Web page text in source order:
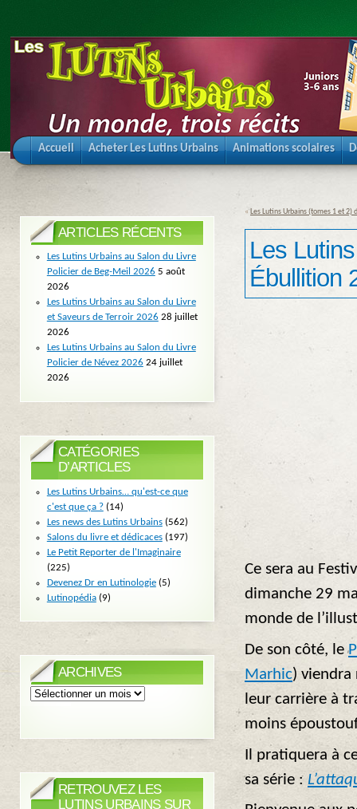
Accueil Acheter Les Lutins Urbains Animations scolaires
« Les Lutins Urbains (tomes 1 et 2)
Les
Ébullition
Ce sera au
dimanche 29
monde de
De son côté, le
Marhic) viendra
leur carrière à
moins
Il pratiquera à
sa série :
ARTICLES RÉCENTS
Les Lutins Urbains au Salon du Livre
Policier de Beg-Meil 2026 5 août
2026
Les Lutins Urbains au Salon du Livre
et Saveurs de Terroir 2026 28 juillet
2026
Les Lutins Urbains au Salon du Livre
Policier de Névez 2026 24 juillet
2026
CATÉGORIES
D’ARTICLES
Les Lutins Urbains… qu'est-ce que
c'est que ça ?(14)
Les news des Lutins Urbains(562)
Salons du livre et dédicaces(197)
Le Petit Reporter de l'Imaginaire
(225)
Devenez Dr en Lutinologie(5)
Lutinopédia(9)
ARCHIVES
Archives
RETROUVEZ LES
LUTINS URBAINS SUR